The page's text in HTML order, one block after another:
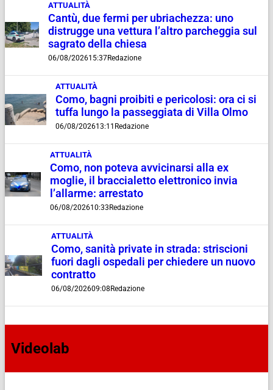
ATTUALITÀ
Cantù, due fermi per ubriachezza: uno
distrugge una vettura l’altro parcheggia sul
sagrato della chiesa
06/08/202615:37Redazione
ATTUALITÀ
Como, bagni proibiti e pericolosi: ora ci si
tuffa lungo la passeggiata di Villa Olmo
06/08/202613:11 Redazione
ATTUALITÀ
Como, non poteva avvicinarsi alla ex
moglie, il braccialetto elettronico invia
l’allarme: arrestato
06/08/202610:33 Redazione
ATTUALITÀ
Como, sanità private in strada: striscioni
fuori dagli ospedali per chiedere un nuovo
contratto
06/08/202609:08 Redazione
Videolab